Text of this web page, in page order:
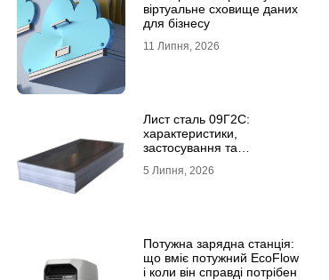
віртуальне сховище даних
для бізнесу
11 Липня, 2026
Лист сталь 09Г2С:
характеристики,
застосування та
10ХСНД
5 Липня, 2026
Потужна зарядна станція:
що вміє потужний EcoFlow
і коли він справді потрібен